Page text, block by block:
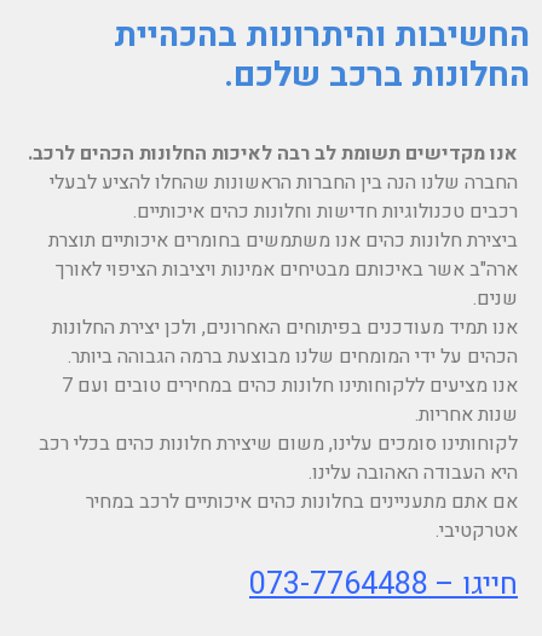
החשיבות והיתרונות בהכהיית
החלונות ברכב שלכם.
אנו מקדישים תשומת לב רבה לאיכות החלונות הכהים לרכב.
החברה שלנו הנה בין החברות הראשונות שהחלו להציע לבעלי
רכבים טכנולוגיות חדישות וחלונות כהים איכותיים.
ביצירת חלונות כהים אנו משתמשים בחומרים איכותיים תוצרת
ארה"ב אשר באיכותם מבטיחים אמינות ויציבות הציפוי לאורך
שנים.
אנו תמיד מעודכנים בפיתוחים האחרונים, ולכן יצירת החלונות
הכהים על ידי המומחים שלנו מבוצעת ברמה הגבוהה ביותר.
אנו מציעים ללקוחותינו חלונות כהים במחירים טובים ועם 7
שנות אחריות.
לקוחותינו סומכים עלינו, משום שיצירת חלונות כהים בכלי רכב
היא העבודה האהובה עלינו.
אם אתם מתעניינים בחלונות כהים איכותיים לרכב במחיר
אטרקטיבי.
חייגו –073-7764488